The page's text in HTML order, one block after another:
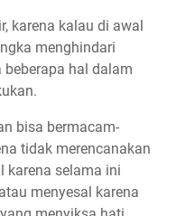
karena kalau di awal
menghindari
beberapa hal dalam
bisa bermacam-
tidak merencanakan
karena selama ini
menyesal karena